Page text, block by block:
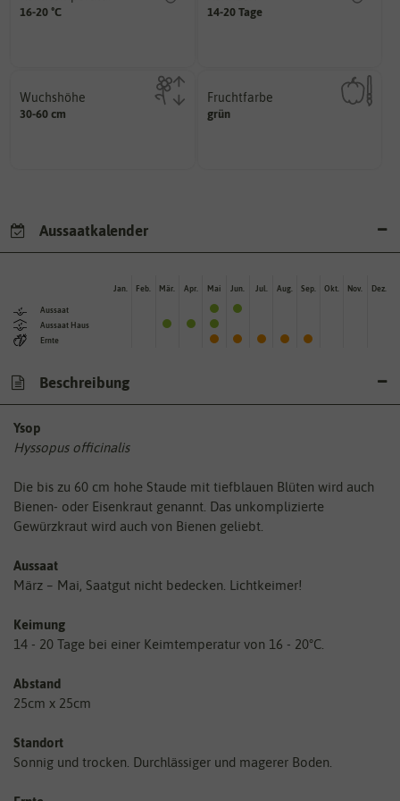
14-20 Tage
unter Idealbedingungen das
erste Keimblattpaar zeigt?
16-20 °C
für die Keimung des Samenkorns
am idealsten?
Wuchshöhe
30-60 cm
kann unter Idealumständen
diese Größe erreichen.
Fruchtfarbe
grün
sie nach dem Reifungsprozess
hat.
Aussaatkalender
Aussaat
Aussaat Haus
Ernte
Jan. Feb. Mär. Apr. Mai Jun. Jul. Aug. Sep. Okt. Nov. Dez.
Beschreibung
Ysop
Hyssopus officinalis
Die bis zu 60 cm hohe Staude mit tiefblauen Blüten wird auch
Bienen- oder Eisenkraut genannt. Das unkomplizierte
Gewürzkraut wird auch von Bienen geliebt.
Aussaat
März – Mai, Saatgut nicht bedecken. Lichtkeimer!
Keimung
14 - 20 Tage bei einer Keimtemperatur von 16 - 20°C.
Abstand
25cm x 25cm
Standort
Sonnig und trocken. Durchlässiger und magerer Boden.